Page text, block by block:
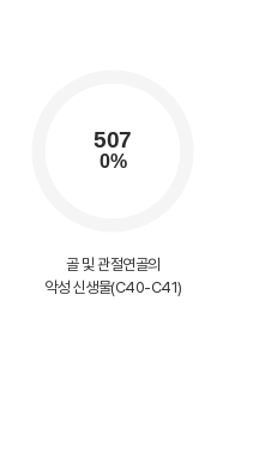
골 및 관절연골의
악성 신생물(C40-C41)